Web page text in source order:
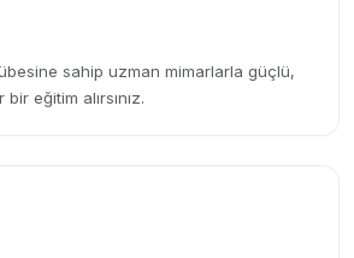
sahip uzman mimarlarla güçlü,
eğitim alırsınız.